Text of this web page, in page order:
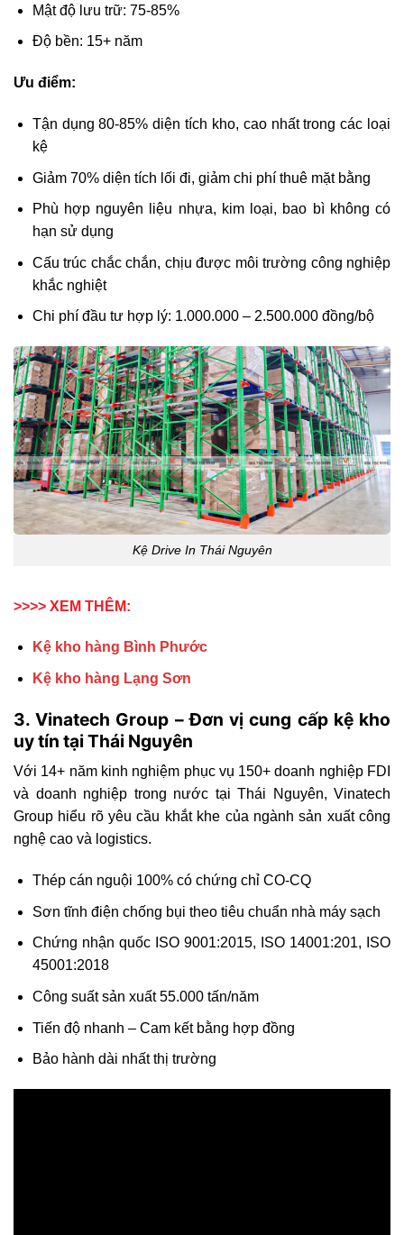
Mật độ lưu trữ: 75-85%
Độ bền: 15+ năm
Ưu điểm:
Tận dụng 80-85% diện tích kho, cao nhất trong các loại
kệ
Giảm 70% diện tích lối đi, giảm chi phí thuê mặt bằng
Phù hợp nguyên liệu nhựa, kim loại, bao bì không có
hạn sử dụng
Cấu trúc chắc chắn, chịu được môi trường công nghiệp
khắc nghiệt
Chi phí đầu tư hợp lý: 1.000.000 – 2.500.000 đồng/bộ
Kệ Drive In Thái Nguyên
>>>> XEM THÊM:
Kệ kho hàng Bình Phước
Kệ kho hàng Lạng Sơn
3. Vinatech Group – Đơn vị cung cấp kệ kho
uy tín tại Thái Nguyên
Với 14+ năm kinh nghiệm phục vụ 150+ doanh nghiệp FDI
và doanh nghiệp trong nước tại Thái Nguyên, Vinatech
Group hiểu rõ yêu cầu khắt khe của ngành sản xuất công
nghệ cao và logistics.
Thép cán nguội 100% có chứng chỉ CO-CQ
Sơn tĩnh điện chống bụi theo tiêu chuẩn nhà máy sạch
Chứng nhận quốc ISO 9001:2015, ISO 14001:201, ISO
45001:2018
Công suất sản xuất 55.000 tấn/năm
Tiến độ nhanh – Cam kết bằng hợp đồng
Bảo hành dài nhất thị trường